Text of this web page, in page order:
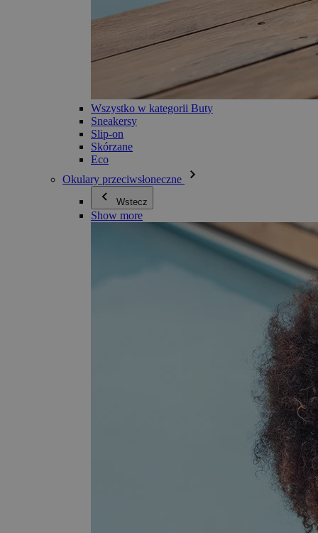
Wszystko w kategorii Buty
Sneakersy
Slip-on
Skórzane
Eco
Okulary przeciwsłoneczne
Wstecz
Show more